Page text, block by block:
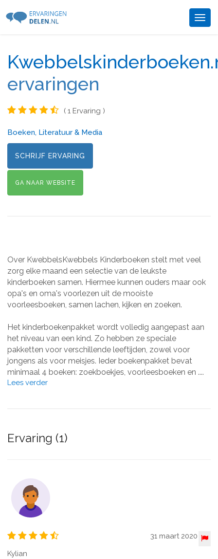
ervaringen
( 1 Ervaring )
Boeken, Literatuur & Media
SCHRIJF ERVARING
GA NAAR WEBSITE
Over KwebbelsKwebbels Kinderboeken stelt met veel
zorg elke maand een selectie van de leukste
kinderboeken samen. Hiermee kunnen ouders maar ook
opa's en oma's voorlezen uit de mooiste
voorleesboeken, samen lachen, kijken en zoeken.
Het kinderboekenpakket wordt volledig aangepast aan
het niveau van een kind. Zo hebben ze speciale
pakketten voor verschillende leeftijden, zowel voor
jongens als voor meisjes. Ieder boekenpakket bevat
minimaal 4 boeken: zoekboekjes, voorleesboeken en ....
Lees verder
Ervaring (1)
31 maart 2020
Kylian